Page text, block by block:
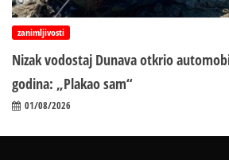
zanimljivosti
Nizak vodostaj Dunava otkrio
godina: „Plakao sam“
01/08/2026